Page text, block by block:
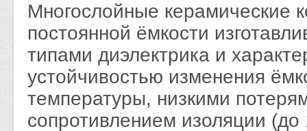
Многослойные керамические
постоянной ёмкости
типами диэлектрика и
устойчивостью изменения
температуры, низкими
сопротивлением изоляции